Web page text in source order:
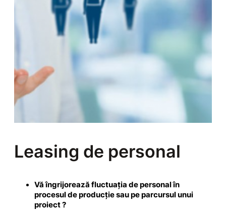
Leasing de personal
Vă îngrijorează fluctuația de personal în
procesul de producție sau pe parcursul unui
proiect ?